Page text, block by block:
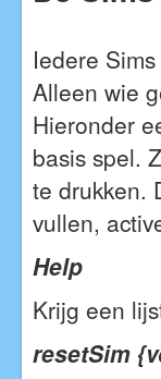
Iedere
Alleen wie
Hieronder
basis spel.
te drukken.
vullen,
Help
Krijg een
resetSim